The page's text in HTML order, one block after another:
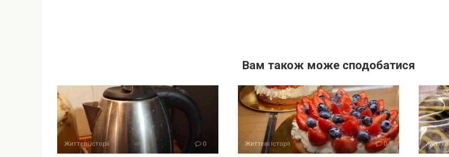
Вам також може сподобатися
Життєві історії 0 Життєві історії 0